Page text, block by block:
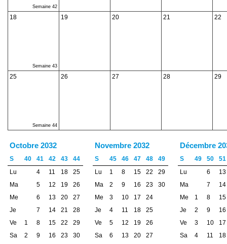
Semaine 42
18
Semaine 43
19 20 21 22
25
Semaine 44
26 27 28 29
Octobre 2032
S 40 41 42 43
44
Lu
4 11 18
25
Ma
5 12 19
26
Me
6 13 20
27
Je
7 14 21
28
Ve
1 8 15 22
29
Sa
2 9 16 23
30
Novembre 2032
S 45 46 47 48
49
Lu
1 8 15 22
29
Ma
2 9 16 23
30
Me
3 10 17
24
Je
4 11 18
25
Ve
5 12 19
26
Sa
6 13 20
27
Décembre
S 49 50
51
Lu
6
13
Ma
7
14
Me
1 8
15
Je
2 9
16
Ve
3 10
17
Sa
4 11
18